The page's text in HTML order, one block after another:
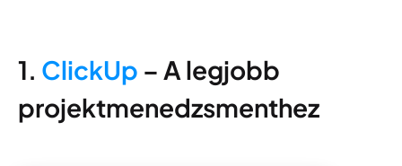
1. ClickUp – A legjobb
projektmenedzsmenthez